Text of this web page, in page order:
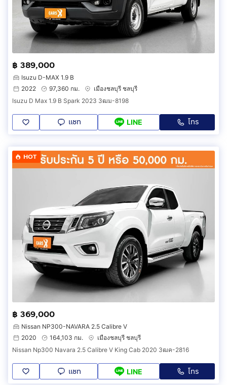
฿ 389,000
Isuzu D-MAX 1.9 B
2022
97,360 กม.
เมืองชลบุรี ชลบุรี
Isuzu D Max 1.9 B Spark 2023 3ฒม-8198
แชท LINE โทร
HOT
฿ 369,000
Nissan NP300-NAVARA 2.5 Calibre V
2020
164,103 กม.
เมืองชลบุรี ชลบุรี
Nissan Np300 Navara 2.5 Calibre V King Cab 2020 3ฒค-2816
แชท LINE โทร